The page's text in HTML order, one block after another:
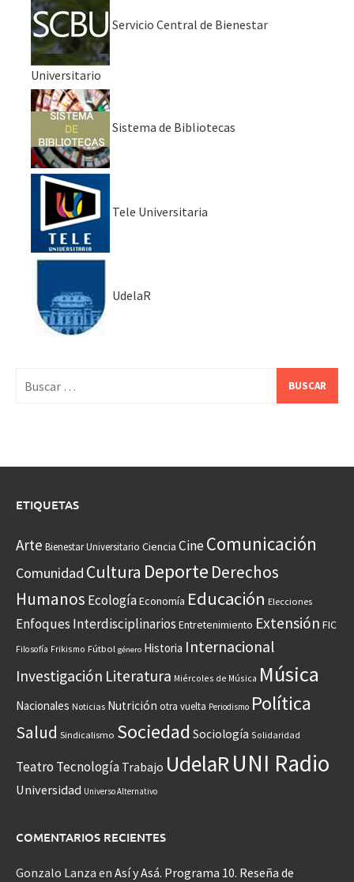
Servicio Central de Bienestar
Universitario
Sistema de Bibliotecas
Tele Universitaria
UdelaR
ETIQUETAS
Arte Bienestar Universitario Ciencia CineComunicación
Comunidad Cultura Deporte Derechos
Humanos EcologíaEconomía Educación Elecciones
Enfoques Interdisciplinarios Entretenimiento Extensión FIC
Filosofía Frikismo Fútbol género Historia Internacional
Investigación Literatura Miércoles de Música Música
Nacionales Noticias Nutrición otra vuelta Periodismo Política
Salud Sindicalismo Sociedad Sociología Solidaridad
Teatro Tecnología Trabajo UdelaRUNI Radio
Universidad Universo Alternativo
COMENTARIOS RECIENTES
Gonzalo Lanza en Así y Asá. Programa 10. Reseña de